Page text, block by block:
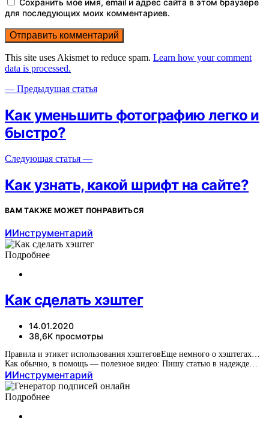
Сохранить моё имя, email и адрес сайта в этом браузере
для последующих моих комментариев.
This site uses Akismet to reduce spam. Learn how your comment
data is processed.
— Предыдущая статья
Как уменьшить фотографию легко и
быстро?
Следующая статья —
Как узнать, какой шрифт на сайте?
ВАМ ТАКЖЕ МОЖЕТ ПОНРАВИТЬСЯ
ИИнструментарий
Подробнее
Как сделать хэштег
14.01.2020
38,6K просмотры
Правила и этикет использования хэштеговЕще немного о хэштегах…
Как обычно, в помощь — полезное видео: Пишу статью в надежде…
ИИнструментарий
Подробнее